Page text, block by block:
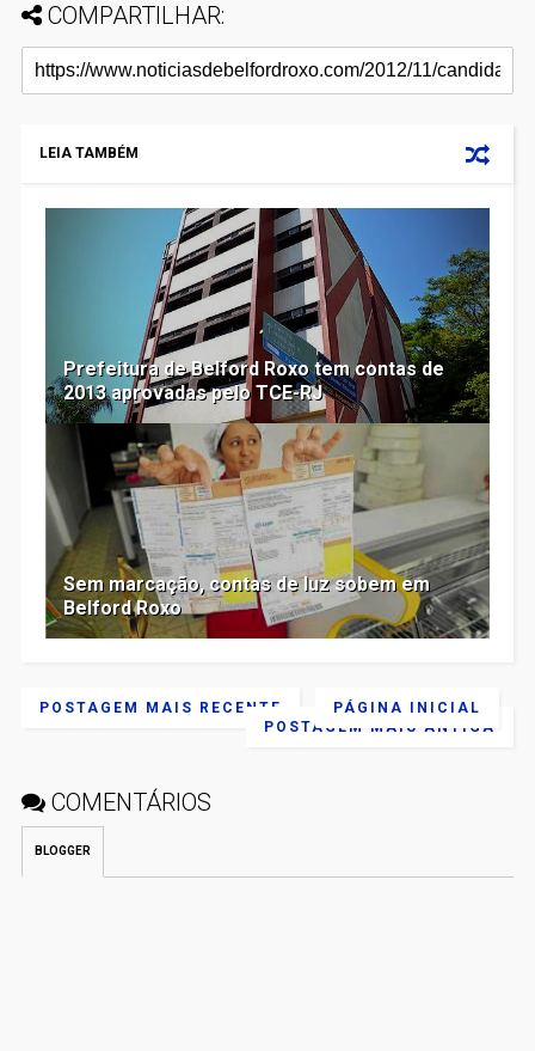
COMPARTILHAR:
LEIA TAMBÉM
Prefeitura de Belford Roxo tem contas de
2013 aprovadas pelo TCE-RJ
Sem marcação, contas de luz sobem em
Belford Roxo
POSTAGEM MAIS RECENTE
POSTAGEM MAIS ANTIGA
PÁGINA INICIAL
COMENTÁRIOS
BLOGGER